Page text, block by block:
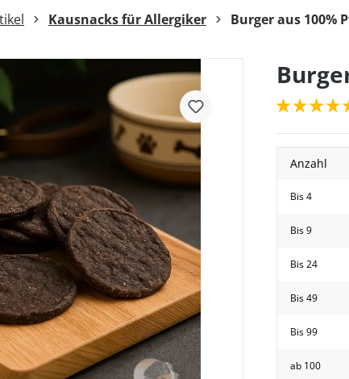
Dörrfleisch
& Haut
Lunge
& Ochsenschwanz
EU-Ware
Standard
Half
Rosetten
Kausnacks für Allergiker Burger aus 100%
Anzahl
Bis4
Bis9
Bis24
Bis49
Bis99
ab 100